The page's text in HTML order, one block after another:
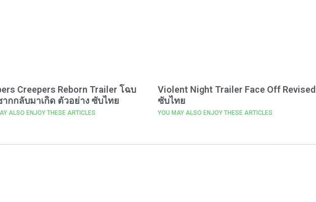
Creepers Reborn Trailer โฉบ
ากกลับมาเกิด ตัวอย่าง ซับไทย
ALSO ENJOY THESE ARTICLES
Violent Night Trailer Face Off Revised
ซับไทย
YOU MAY ALSO ENJOY THESE ARTICLES